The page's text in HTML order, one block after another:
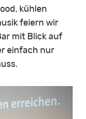
kühlen
feiern wir
mit Blick auf
einfach nur